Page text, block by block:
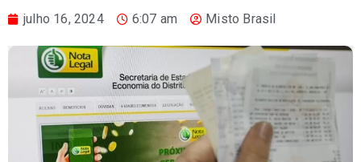
julho 16, 2024 6:07 am Misto Brasil